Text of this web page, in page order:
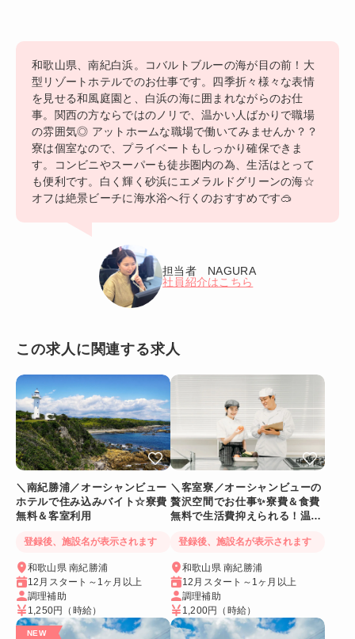
和歌山県、南紀白浜。コバルトブルーの海が目の前！大
型リゾートホテルでのお仕事です。四季折々様々な表情
を見せる和風庭園と、白浜の海に囲まれながらのお仕
事。関西の方ならではのノリで、温かい人ばかりで職場
の雰囲気◎ アットホームな職場で働いてみませんか？？
寮は個室なので、プライベートもしっかり確保できま
す。コンビニやスーパーも徒歩圏内の為、生活はとって
も便利です。白く輝く砂浜にエメラルドグリーンの海☆
オフは絶景ビーチに海水浴へ行くのおすすめです🥽
担当者 NAGURA
社員紹介はこちら
この求人に関連する求人
＼南紀勝浦／オーシャンビュー
ホテルで住み込みバイト☆寮費
無料＆客室利用
登録後、施設名が表示されます
和歌山県 南紀勝浦
12月スタート～1ヶ月以上
調理補助
1,250円 （時給）
＼客室寮／オーシャンビューの
贅沢空間でお仕事✨寮費＆食費
無料で生活費抑えられる！温泉
登録後、施設名が表示されます
和歌山県 南紀勝浦
12月スタート～1ヶ月以上
調理補助
1,200円 （時給）